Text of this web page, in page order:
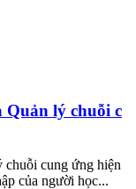
Quản lý chuỗi c
cung ứng hiện
của người học...